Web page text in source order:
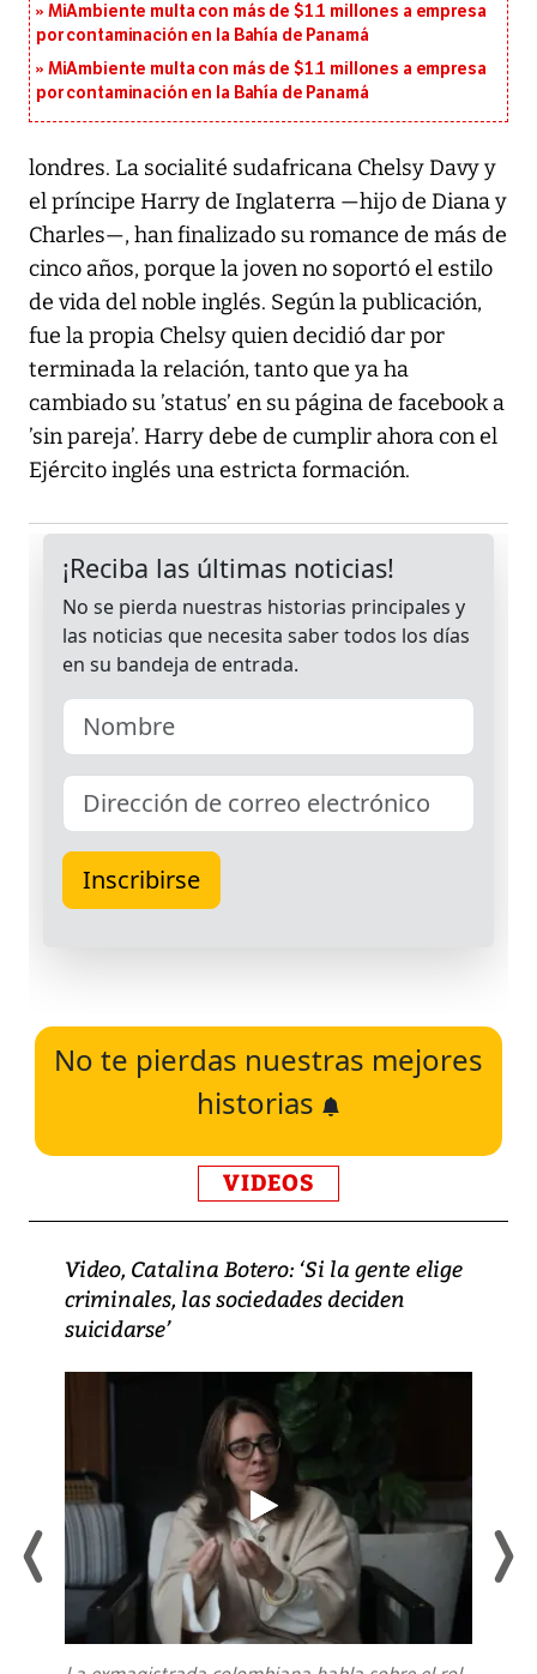
MiAmbiente multa con más de $1.1 millones a empresa
por contaminación en la Bahía de Panamá
MiAmbiente multa con más de $1.1 millones a empresa
por contaminación en la Bahía de Panamá
londres. La socialité sudafricana Chelsy Davy y
el príncipe Harry de Inglaterra —hijo de Diana y
Charles—, han finalizado su romance de más de
cinco años, porque la joven no soportó el estilo
de vida del noble inglés. Según la publicación,
fue la propia Chelsy quien decidió dar por
terminada la relación, tanto que ya ha
cambiado su ’status’ en su página de facebook a
’sin pareja’. Harry debe de cumplir ahora con el
Ejército inglés una estricta formación.
No te pierdas nuestras mejores
historias
VIDEOS
Video, Catalina Botero: ‘Si la gente elige
criminales, las sociedades deciden
suicidarse’